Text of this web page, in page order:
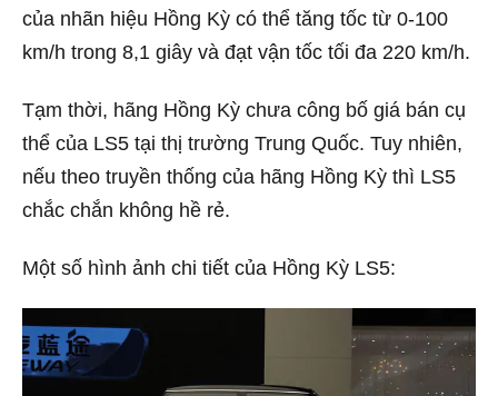
của nhãn hiệu Hồng Kỳ có thể tăng tốc từ 0-100
km/h trong 8,1 giây và đạt vận tốc tối đa 220 km/h.
Tạm thời, hãng Hồng Kỳ chưa công bố giá bán cụ
thể của LS5 tại thị trường Trung Quốc. Tuy nhiên,
nếu theo truyền thống của hãng Hồng Kỳ thì LS5
chắc chắn không hề rẻ.
Một số hình ảnh chi tiết của Hồng Kỳ LS5: